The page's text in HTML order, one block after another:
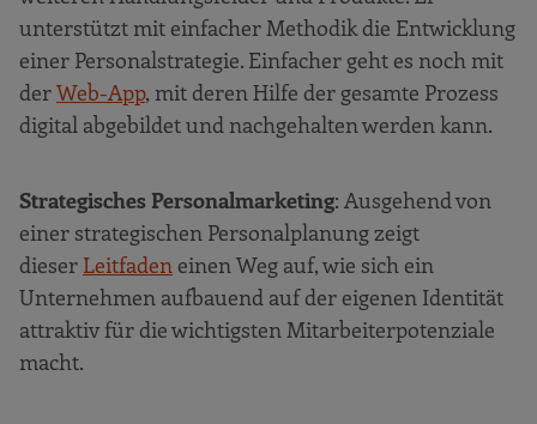
unterstützt mit einfacher Methodik die Entwicklung
einer Personalstrategie. Einfacher geht es noch mit
derWeb-App, mit deren Hilfe der gesamte Prozess
digital abgebildet und nachgehalten werden kann.
Strategisches Personalmarketing: Ausgehend von
einer strategischen Personalplanung zeigt
dieser Leitfaden einen Weg auf, wie sich ein
Unternehmen aufbauend auf der eigenen Identität
attraktiv für die wichtigsten Mitarbeiterpotenziale
macht.